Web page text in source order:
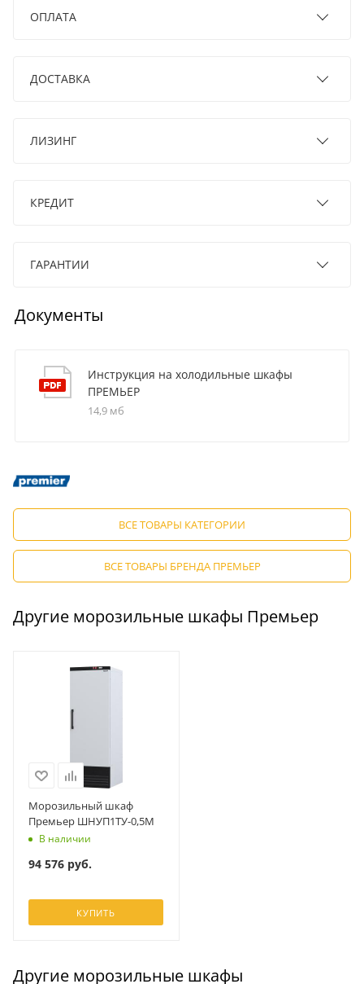
ОПЛАТА
ДОСТАВКА
ЛИЗИНГ
КРЕДИТ
ГАРАНТИИ
Документы
Инструкция на холодильные шкафы
ПРЕМЬЕР
14,9 мб
ВСЕ ТОВАРЫ КАТЕГОРИИ
ВСЕ ТОВАРЫ БРЕНДА ПРЕМЬЕР
Другие морозильные шкафы Премьер
Морозильный шкаф
Премьер ШНУП1ТУ-0,5М
В наличии
94 576 руб.
КУПИТЬ
Другие морозильные шкафы